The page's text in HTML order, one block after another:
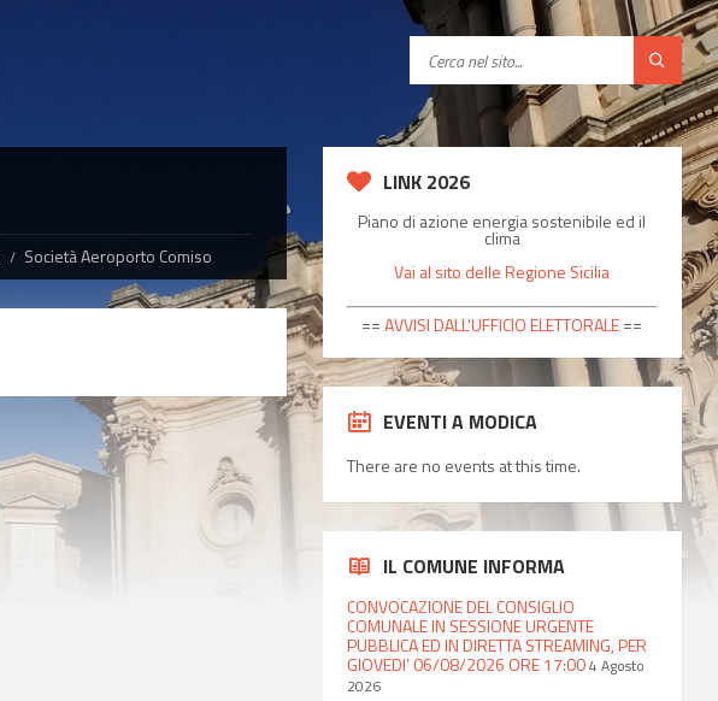
C
r
a
Società Aeroporto Comiso
LINK 2026
Piano di azione energia sostenibile ed il
clima
Vai al sito delle Regione Sicilia
==AVVISI DALL'UFFICIO ELETTORALE==
EVENTI A MODICA
There are no events at this time.
IL COMUNE INFORMA
CONVOCAZIONE DEL CONSIGLIO
COMUNALE IN SESSIONE URGENTE
PUBBLICA ED IN DIRETTA STREAMING, PER
GIOVEDI’ 06/08/2026 ORE 17:004 Agosto
2026